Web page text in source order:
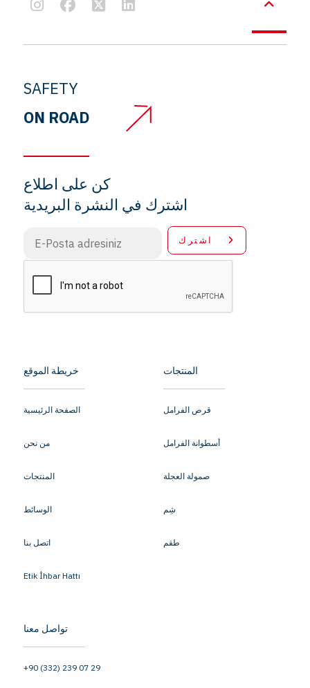
SAFETY
ON ROAD
كن على اطلاع
اشترك في النشرة البريدية
خريطة الموقع
الصفحة الرئيسية
من نحن
المنتجات
الوسائط
اتصل بنا
Etik İhbar Hattı
المنتجات
قرص الفرامل
أسطوانة الفرامل
صمولة العجلة
شِم
طقم
تواصل معنا
+90 (332) 239 07 29